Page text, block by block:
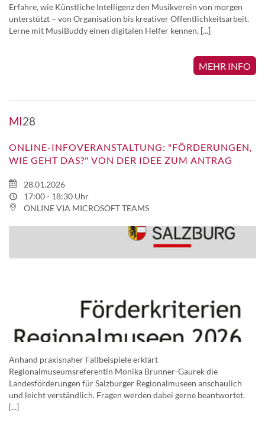
Erfahre, wie Künstliche Intelligenz den Musikverein von morgen
unterstützt – von Organisation bis kreativer Öffentlichkeitsarbeit.
Lerne mit MusiBuddy einen digitalen Helfer kennen, [...]
MEHR INFO
MI28
ONLINE-INFOVERANSTALTUNG: "FÖRDERUNGEN,
WIE GEHT DAS?" VON DER IDEE ZUM ANTRAG
28.01.2026
17:00 - 18:30 Uhr
ONLINE VIA MICROSOFT TEAMS
Anhand praxisnaher Fallbeispiele erklärt
Regionalmuseumsreferentin Monika Brunner-Gaurek die
Landesförderungen für Salzburger Regionalmuseen anschaulich
und leicht verständlich. Fragen werden dabei gerne beantwortet.
[...]